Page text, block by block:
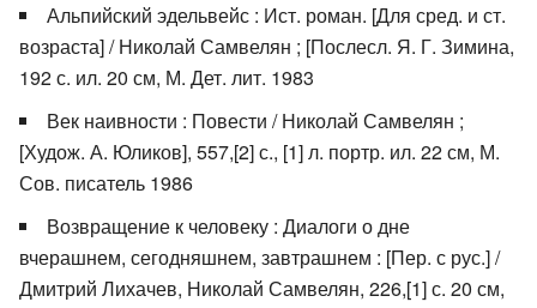
Альпийский эдельвейс : Ист. роман. [Для сред. и ст.
возраста] / Николай Самвелян ; [Послесл. Я. Г. Зимина,
192 с. ил. 20 см, М. Дет. лит. 1983
Век наивности : Повести / Николай Самвелян ;
[Худож. А. Юликов], 557,[2] с., [1] л. портр. ил. 22 см, М.
Сов. писатель 1986
Возвращение к человеку : Диалоги о дне
вчерашнем, сегодняшнем, завтрашнем : [Пер. с рус.] /
Дмитрий Лихачев, Николай Самвелян, 226,[1] с. 20 см,